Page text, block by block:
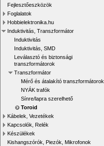
Fejlesztőeszközök
Foglalatok
Hobbielektronika.hu
Induktivitás, Transzformátor
Induktivitás
Induktivitás, SMD
Leválasztó és biztonsági
transzformátorok
Transzformátor
Mérő és átalakító transzformátorok
NYÁK trafók
Sínre/lapra szerelhető
Toroid
Kábelek, Vezetékek
Kapcsolók, Relék
Készülékek
Kishangszórók, Piezók, Mikrofonok